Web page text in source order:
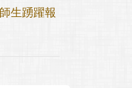
生踴躍報